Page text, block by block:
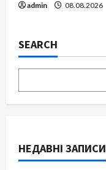
admin 08.08.2026
SEARCH
НЕДАВНІ ЗАПИСИ